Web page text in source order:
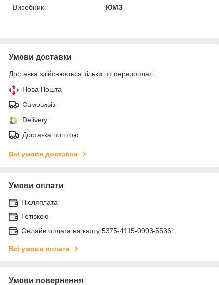
Виробник
ЮМЗ
Умови доставки
Доставка здійснюється тільки по передоплаті.
Нова Пошта
Самовивіз
Delivery
Доставка поштою
Всі умови доставки
Умови оплати
Післяплата
Готівкою
Онлайн оплата на карту 5375-4115-0903-5536
Всі умови оплати
Умови повернення